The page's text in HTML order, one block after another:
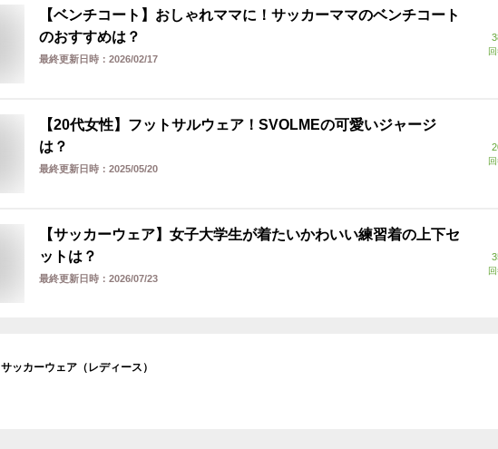
【ベンチコート】おしゃれママに！サッカーママのベンチコート
のおすすめは？
最終更新日時： 2026/02/17
【20代女性】フットサルウェア！SVOLMEの可愛いジャージ
は？
最終更新日時： 2025/05/20
【サッカーウェア】女子大学生が着たいかわいい練習着の上下セ
ットは？
最終更新日時： 2026/07/23
サッカーウェア（レディース）